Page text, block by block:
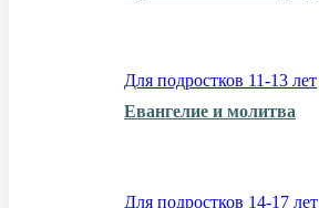
Для подростков 11-13 лет
Евангелие и молитва
Для подростков 14-17 лет